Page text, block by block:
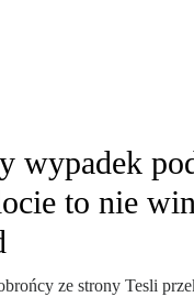
wypadek
to nie
ze strony Tesli